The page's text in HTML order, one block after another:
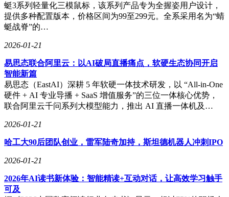
蜓3系列轻量化三模鼠标，该系列产品专为全握姿用户设计，
提供多种配置版本，价格区间为99至299元。全系采用名为“蜻
蜓战脊”的…
2026-01-21
易思态联合阿里云：以AI破局直播痛点，软硬生态协同开启
智能新篇
易思态（EastAI）深耕 5 年软硬一体技术研发，以 “All-in-One
硬件 + AI 专业导播 + SaaS 增值服务”的三位一体核心优势，
联合阿里云千问系列大模型能力，推出 AI 直播一体机及…
2026-01-21
哈工大90后团队创业，雷军陆奇加持，斯坦德机器人冲刺IPO
2026-01-21
2026年AI读书新体验：智能精读+互动对话，让高效学习触手
可及